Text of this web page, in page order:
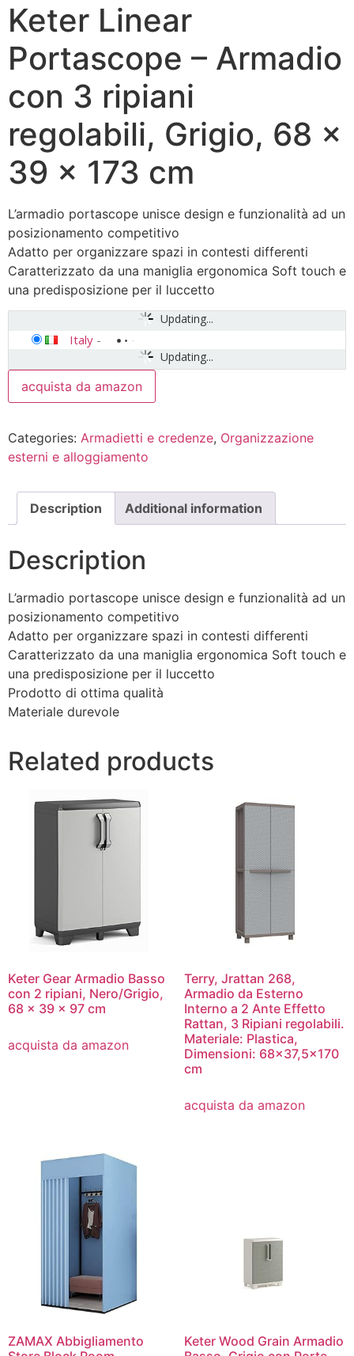
Keter Linear
Portascope – Armadio
con 3 ripiani
regolabili, Grigio, 68 x
39 x 173 cm
L’armadio portascope unisce design e funzionalità ad un
posizionamento competitivo
Adatto per organizzare spazi in contesti differenti
Caratterizzato da una maniglia ergonomica Soft touch e
una predisposizione per il luccetto
Updating...
Updating...
Italy -
acquista da amazon
Categories: Armadietti e credenze, Organizzazione
esterni e alloggiamento
Description Additional information
Description
L’armadio portascope unisce design e funzionalità ad un
posizionamento competitivo
Adatto per organizzare spazi in contesti differenti
Caratterizzato da una maniglia ergonomica Soft touch e
una predisposizione per il luccetto
Prodotto di ottima qualità
Materiale durevole
Related products
Keter Gear Armadio Basso
con 2 ripiani, Nero/Grigio,
68 x 39 x 97 cm
acquista da amazon
Terry, Jrattan 268,
Armadio da Esterno
Interno a 2 Ante Effetto
Rattan, 3 Ripiani regolabili.
Materiale: Plastica,
Dimensioni: 68×37,5×170
cm
acquista da amazon
ZAMAX Abbigliamento
Keter Wood Grain Armadio